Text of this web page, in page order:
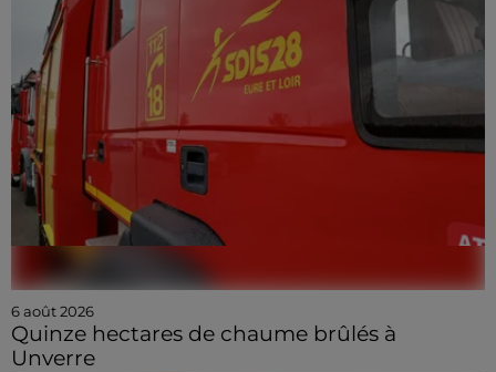
6 août 2026
Quinze hectares de chaume brûlés à
Unverre